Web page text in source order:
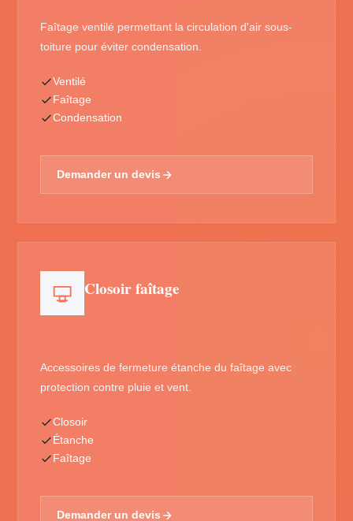
Faîtage ventilé permettant la circulation d'air sous-
toiture pour éviter condensation.
Ventilé
Faîtage
Condensation
Demander un devis
Closoir faîtage
Accessoires de fermeture étanche du faîtage avec
protection contre pluie et vent.
Closoir
Étanche
Faîtage
Demander un devis